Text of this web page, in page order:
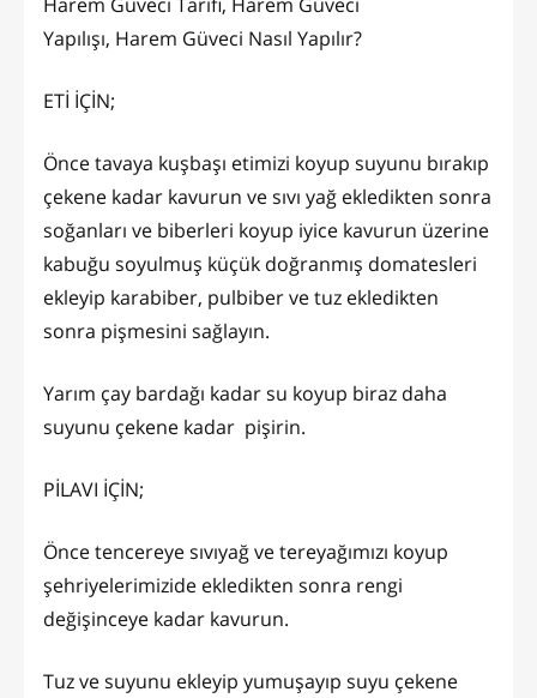
Yapılışı, Harem Güveci Nasıl Yapılır?
ETİ İÇİN;
Önce tavaya kuşbaşı etimizi koyup suyunu bırakıp
çekene kadar kavurun ve sıvı yağ ekledikten sonra
soğanları ve biberleri koyup iyice kavurun üzerine
kabuğu soyulmuş küçük doğranmış domatesleri
ekleyip karabiber, pulbiber ve tuz ekledikten
sonra pişmesini sağlayın.
Yarım çay bardağı kadar su koyup biraz daha
suyunu çekene kadar pişirin.
PİLAVI İÇİN;
Önce tencereye sıvıyağ ve tereyağımızı koyup
şehriyelerimizide ekledikten sonra rengi
değişinceye kadar kavurun.
Tuz ve suyunu ekleyip yumuşayıp suyu çekene